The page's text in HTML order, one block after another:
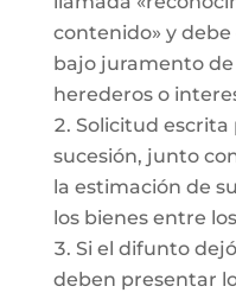
contenido» y
bajo juramento
herederos o
Solicitud escrita
sucesión, junto
la estimación de
los bienes entre
Si el difunto
deben presentar